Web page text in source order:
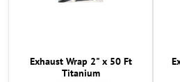
Exhaust Wrap 2" x 50 Ft
Titanium